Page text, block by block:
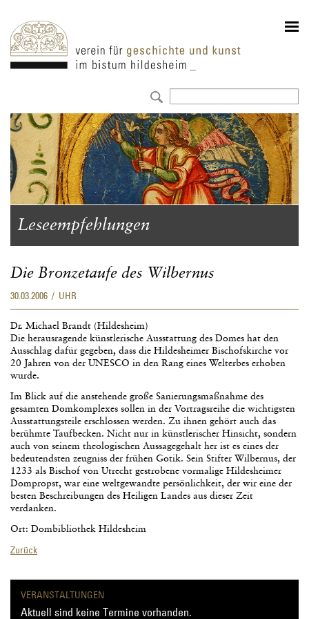
Leseempfehlungen
Die Bronzetaufe des Wilbernus
30.03.2006 / UHR
Dr. Michael Brandt (Hildesheim)
Die herausragende künstlerische Ausstattung des Domes hat den
Ausschlag dafür gegeben, dass die Hildesheimer Bischofskirche vor
20 Jahren von der UNESCO in den Rang eines Welterbes erhoben
wurde.
Im Blick auf die anstehende große Sanierungsmaßnahme des
gesamten Domkomplexes sollen in der Vortragsreihe die wichtigsten
Ausstattungsteile erschlossen werden. Zu ihnen gehört auch das
berühmte Taufbecken. Nicht nur in künstlerischer Hinsicht, sondern
auch von seinem theologischen Aussagegehalt her ist es eines der
bedeutendsten zeugniss der frühen Gotik. Sein Stifter Wilbernus, der
1233 als Bischof von Utrecht gestrobene vormalige Hildesheimer
Dompropst, war eine weltgewandte persönlichkeit, der wir eine der
besten Beschreibungen des Heiligen Landes aus dieser Zeit
verdanken.
Ort: Dombibliothek Hildesheim
Zurück
VERANSTALTUNGEN
Aktuell sind keine Termine vorhanden.